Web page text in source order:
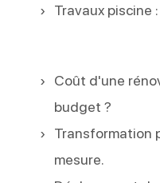
Travaux piscine
Coût d'une
budget ?
Transformation
mesure.